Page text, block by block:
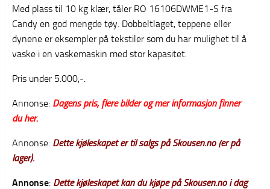
Med plass til 10 kg klær, tåler RO 16106DWME1-S fra
Candy en god mengde tøy. Dobbeltlaget, teppene eller
dynene er eksempler på tekstiler som du har mulighet til å
vaske i en vaskemaskin med stor kapasitet.
Pris under 5.000,-.
Annonse: Dagens pris, flere bilder og mer informasjon finner
du her.
Annonse: Dette kjøleskapet er til salgs på Skousen.no (er på
lager).
Annonse: Dette kjøleskapet kan du kjøpe på Skousen.no i dag